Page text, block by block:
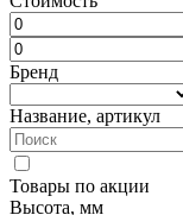
Бренд
Название, артикул
Товары по акции
Высота, мм